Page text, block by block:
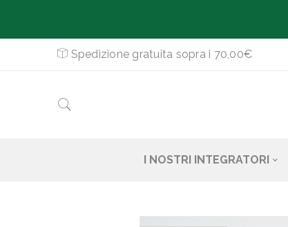
Spedizione gratuita sopra i 70,00€
I NOSTRI INTEGRATORI